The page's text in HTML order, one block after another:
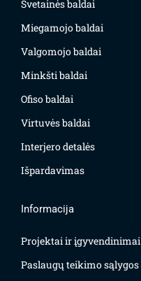
Svetainės baldai
Miegamojo baldai
Valgomojo baldai
Minkšti baldai
Ofiso baldai
Virtuvės baldai
Interjero detalės
Išpardavimas
Informacija
Projektai ir įgyvendinimai
Paslaugų teikimo sąlygos